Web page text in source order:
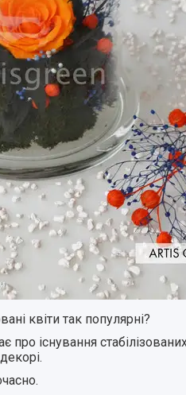
квіти так популярні?
існування